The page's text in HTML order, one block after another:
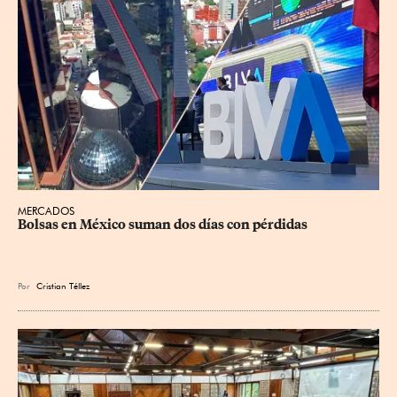
MERCADOS
Bolsas en México suman dos días con pérdidas
Por Cristian Téllez